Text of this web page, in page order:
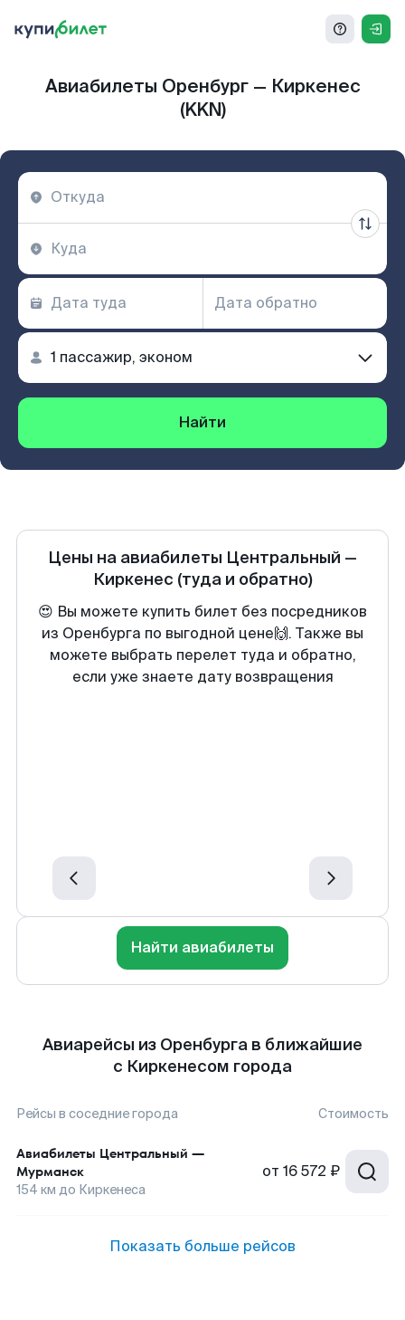
Авиабилеты Оренбург — Киркенес
(KKN)
Найти
Цены на авиабилеты Центральный —
Киркенеc (туда и обратно)
😍 Вы можете купить билет без посредников
из Оренбурга по выгодной цене🙌. Также вы
можете выбрать перелет туда и обратно,
если уже знаете дату возвращения
Найти авиабилеты
Авиарейсы из Оренбурга в ближайшие
с Киркенесом города
Рейсы в соседние города Стоимость
Авиабилеты Центральный —
Мурманск
154 км до Киркенеса
от 16 572 ₽
Показать больше рейсов